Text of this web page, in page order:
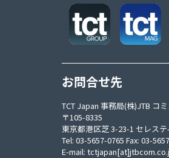
お問合せ先
TCT Japan 事務局(株)JTB コ
〒105-8335
東京都港区芝 3-23-1 セレス
Tel: 03-5657-0765 Fax: 03-
E-mail: